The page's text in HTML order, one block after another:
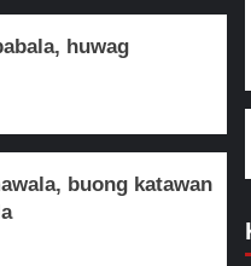
huwag
buong katawan